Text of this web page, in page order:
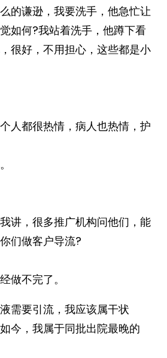
的谦逊，我要洗手，他急忙让
如何?我站着洗手，他蹲下看
很好，不用担心，这些都是小
人都很热情，病人也热情，护
讲，很多推广机构问他们，能
们做客户导流?
做不完了。
需要引流，我应该属干状
今，我属于同批出院最晚的